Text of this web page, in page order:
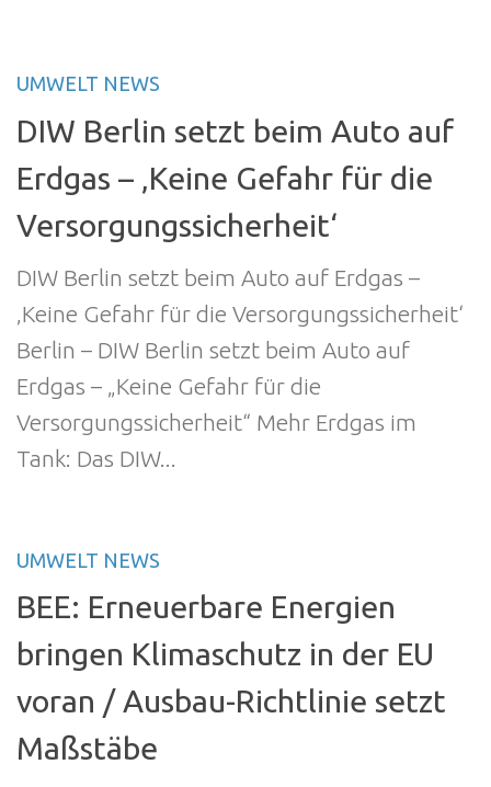
UMWELT NEWS
DIW Berlin setzt beim Auto auf
Erdgas – ‚Keine Gefahr für die
Versorgungssicherheit‘
DIW Berlin setzt beim Auto auf Erdgas –
‚Keine Gefahr für die Versorgungssicherheit‘
Berlin – DIW Berlin setzt beim Auto auf
Erdgas – „Keine Gefahr für die
Versorgungssicherheit“ Mehr Erdgas im
Tank: Das DIW...
UMWELT NEWS
BEE: Erneuerbare Energien
bringen Klimaschutz in der EU
voran / Ausbau-Richtlinie setzt
Maßstäbe